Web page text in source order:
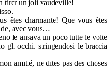
tirer un joli vaudeville!
êtes charmante! Que vous êtes
avec vous…
le ansava un poco tutte le volte
gli occhi, stringendosi le braccia
amitié, ne dites pas des choses